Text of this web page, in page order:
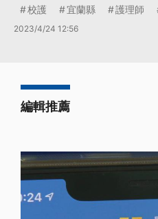
校護 宜蘭縣 護理師
2023/4/24 12:56
編輯推薦